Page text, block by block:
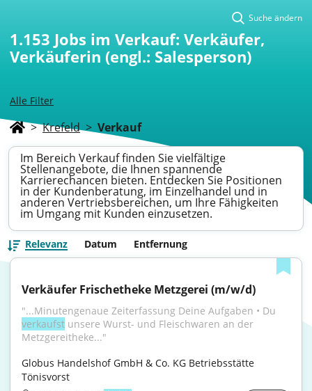
Alle Filter
Suche ändern
1.153 Jobs im Verkauf: Verkäufer,
Verkäuferin (engl.: Salesperson)
> Krefeld > Verkauf
Im Bereich Verkauf finden Sie vielfältige
Stellenangebote, die Ihnen spannende
Karrierechancen bieten. Entdecken Sie Positionen
in der Kundenberatung, im Einzelhandel und in
anderen Vertriebsbereichen, um Ihre Fähigkeiten
im Umgang mit Kunden einzusetzen.
Relevanz Datum Entfernung
Verkäufer Frischetheke Metzgerei (m/w/d)
verkaufst unsere Wurst- und Fleischwaren an der
Metzgereitheke..."
Globus Handelshof GmbH & Co. KG Betriebsstätte
Tönisvorst